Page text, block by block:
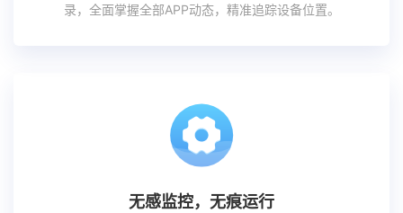
录，全面掌握全部APP动态，精准追踪设备位置。
无感监控，无痕运行